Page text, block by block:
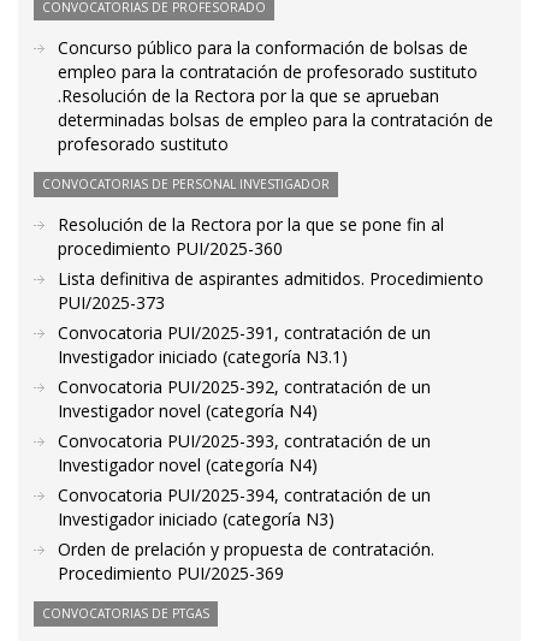
CONVOCATORIAS DE PROFESORADO
Concurso público para la conformación de bolsas de
empleo para la contratación de profesorado sustituto
.Resolución de la Rectora por la que se aprueban
determinadas bolsas de empleo para la contratación de
profesorado sustituto
CONVOCATORIAS DE PERSONAL INVESTIGADOR
Resolución de la Rectora por la que se pone fin al
procedimiento PUI/2025-360
Lista definitiva de aspirantes admitidos. Procedimiento
PUI/2025-373
Convocatoria PUI/2025-391, contratación de un
Investigador iniciado (categoría N3.1)
Convocatoria PUI/2025-392, contratación de un
Investigador novel (categoría N4)
Convocatoria PUI/2025-393, contratación de un
Investigador novel (categoría N4)
Convocatoria PUI/2025-394, contratación de un
Investigador iniciado (categoría N3)
Orden de prelación y propuesta de contratación.
Procedimiento PUI/2025-369
CONVOCATORIAS DE PTGAS